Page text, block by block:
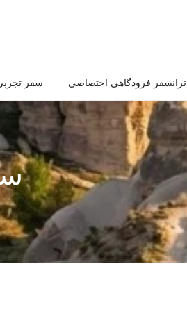
سفر ترانسفر فرودگاهی اختصاصی